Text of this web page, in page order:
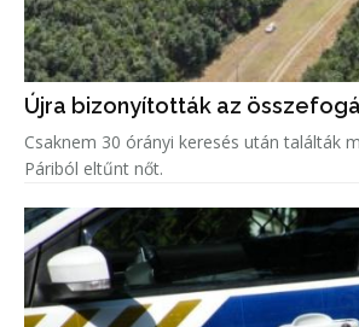
Újra bizonyították az
Csaknem 30 órányi keresés után találták
Páriból eltűnt nőt.